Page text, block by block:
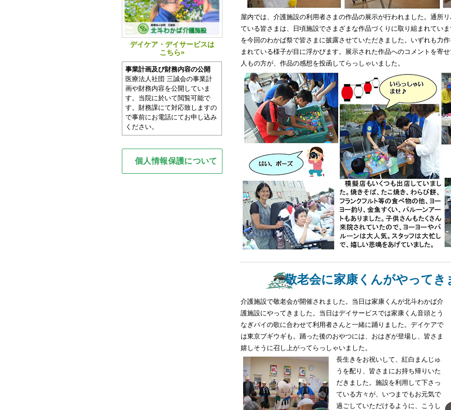
屋内では、介護施設の利用者さまの作品の展示が行われました。通所
ている皆さまは、日頃施設でさまざまな作品づくりに取り組まれてい
を今回のわかば祭で皆さまに披露させていただきました。いずれも力
まれている様子が目に浮かびます。展示された作品へのコメントを寄
人もの方が、作品の感想を投函してらっしゃいました。
敬老会に家康くんがやってき
介護施設で敬老会が開催されました。当日は家康くんが北斗わかば介
護施設にやってきました。当日はデイサービスでは家康くん音頭とう
なぎパイの歌に合わせて利用者さんと一緒に踊りました。デイケアで
は東京ブギウギも。踊った後のおやつには、おはぎが登場し、皆さま
嬉しそうに召し上がってらっしゃいました。
長生きをお祝いして、紅白まんじゅ
うを配り、皆さまにお持ち帰りいた
だきました。施設を利用して下さっ
ている方々が、いつまでもお元気で
過ごしていただけるように、こうし
デイケア・デイサービスは
こちら»
事業計画及び財務内容の公開
医療法人社団 三誠会の事業計
画や財務内容を公開していま
す。当院に於いて閲覧可能で
す。財務課にて対応致しますの
で事前にお電話にてお申し込み
ください。
個人情報保護について